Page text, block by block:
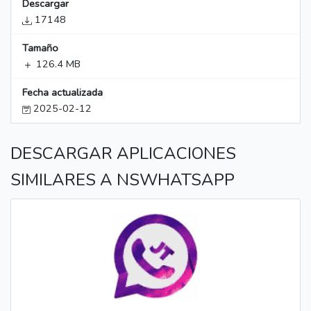
Descargar
17148
Tamaño
126.4 MB
Fecha actualizada
2025-02-12
DESCARGAR APLICACIONES
SIMILARES A NSWHATSAPP